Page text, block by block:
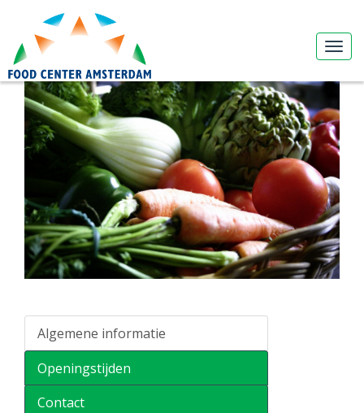
Algemene informatie
Openingstijden
Contact